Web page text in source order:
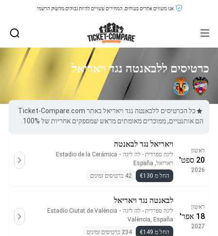
אנו משווים אתרים בטוחים, המחירים עשויים להיות גבוהים מהשוק הרשמי.
כרטיסים ללבאנטה נגד ויאריאל
כל הכרטיסים ללבאנטה נגד ויאריאל באתר Ticket-Compare.com
הם אותנטיים, ממוכרים מאומתים מראש שמספקים אחריות של 100%.
ראשון
20 ספט'
2026
ויאריאל נגד לבאנטה
ליגה ספרדית - לה ליגה ・
Estadio de la Cerámica
ויאריאל, España
החל מ €130
42 כרטיסים זמינים
ראשון
18 אפר'
2027
לבאנטה נגד ויאריאל
ליגה ספרדית - לה ליגה ・
Estadio Ciutat de València
València, España
החל מ €149
234 כרטיסים זמינים